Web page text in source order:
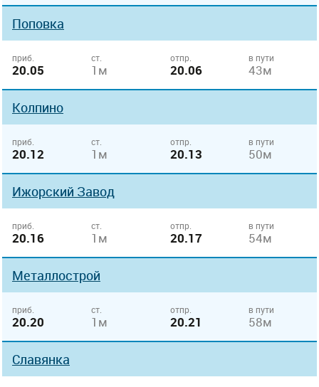
Поповка
приб.
20.05
ст.
1м
отпр.
20.06
в пути
43м
Колпино
приб.
20.12
ст.
1м
отпр.
20.13
в пути
50м
Ижорский Завод
приб.
20.16
ст.
1м
отпр.
20.17
в пути
54м
Металлострой
приб.
20.20
ст.
1м
отпр.
20.21
в пути
58м
Славянка